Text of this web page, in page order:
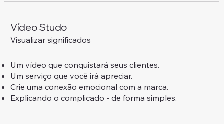
Vídeo Studo
Visualizar significados
Um vídeo que conquistará seus clientes.
Um serviço que você irá apreciar.
Crie uma conexão emocional com a marca.
Explicando o complicado - de forma simples.